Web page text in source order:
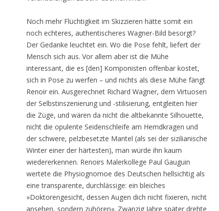
Noch mehr Flüchtigkeit im Skizzieren hätte somit ein
noch echteres, authentischeres Wagner-Bild besorgt?
Der Gedanke leuchtet ein. Wo die Pose fehlt, liefert der
Mensch sich aus. Vor allem aber ist die Mühe
interessant, die es [den] Komponisten offenbar kostet,
sich in Pose zu werfen – und nichts als diese Mühe fängt
Renoir ein. Ausgerechnet Richard Wagner, dem Virtuosen
der Selbstinszenierung und -stilisierung, entgleiten hier
die Züge, und wären da nicht die altbekannte Silhouette,
nicht die opulente Seidenschleife am Hemdkragen und
der schwere, pelzbesetzte Mantel (als sei der sizilianische
Winter einer der härtesten), man würde ihn kaum
wiedererkennen. Renoirs Malerkollege Paul Gauguin
wertete die Physiognomoe des Deutschen hellsichtig als
eine transparente, durchlässige: ein bleiches
»Doktorengesicht, dessen Augen dich nicht fixieren, nicht
ansehen, sondern zuhören«. Zwanzig Jahre später drehte